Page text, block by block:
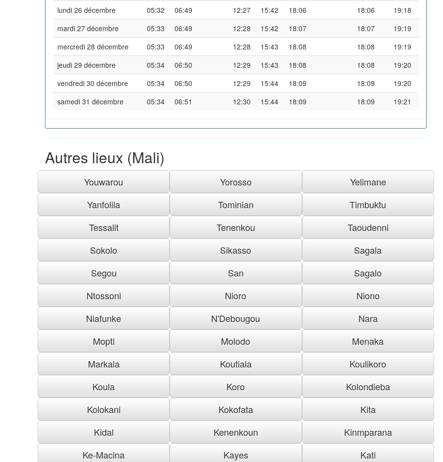
lundi 26 décembre
05:32 06:49 12:27 15:42 18:06 18:06
19:18
mardi 27 décembre
05:33 06:49 12:28 15:42 18:07 18:07
19:19
mercredi 28 décembre
05:33 06:49 12:28 15:43 18:08 18:08
19:19
jeudi 29 décembre
05:34 06:50 12:29 15:43 18:08 18:08
19:20
vendredi 30 décembre
05:34 06:50 12:29 15:44 18:09 18:09
19:20
samedi 31 décembre
05:34 06:51 12:30 15:44 18:09 18:09 19:21
Autres lieux (Mali)
Youwarou Yorosso
Yelimane
Yanfolila
Tominian
Timbuktu
Tessalit
Tenenkou
Taoudenni
Sokolo
Sikasso
Sagala
Segou
San
Sagalo
Ntossoni
Nioro
Niono
Niafunke
N'Debougou
Nara
Mopti
Molodo
Menaka
Markala
Koutiala
Koulikoro
Koula
Koro
Kolondieba
Kolokani
Kokofata
Kita
Kidal
Kenenkoun
Kinmparana
Ke-Macina
Kayes Kati